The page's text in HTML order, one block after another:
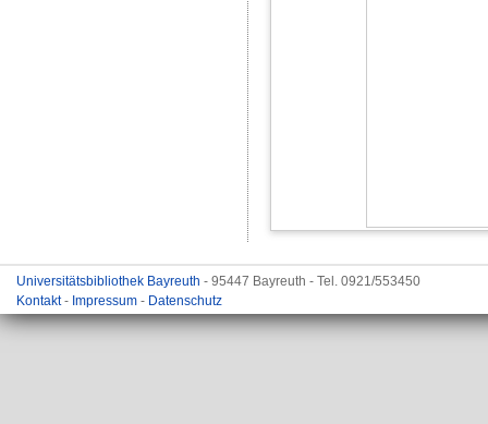
Universitätsbibliothek Bayreuth - 95447 Bayreuth - Tel. 0921/553450
Kontakt- Impressum - Datenschutz